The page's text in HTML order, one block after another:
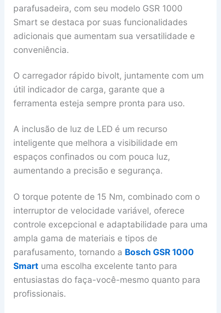
parafusadeira, com seu modelo GSR 1000
Smart se destaca por suas funcionalidades
adicionais que aumentam sua versatilidade e
conveniência.
O carregador rápido bivolt, juntamente com um
útil indicador de carga, garante que a
ferramenta esteja sempre pronta para uso.
A inclusão de luz de LED é um recurso
inteligente que melhora a visibilidade em
espaços confinados ou com pouca luz,
aumentando a precisão e segurança.
O torque potente de 15 Nm, combinado com o
interruptor de velocidade variável, oferece
controle excepcional e adaptabilidade para uma
ampla gama de materiais e tipos de
parafusamento, tornando a Bosch GSR 1000
Smart uma escolha excelente tanto para
entusiastas do faça-você-mesmo quanto para
profissionais.